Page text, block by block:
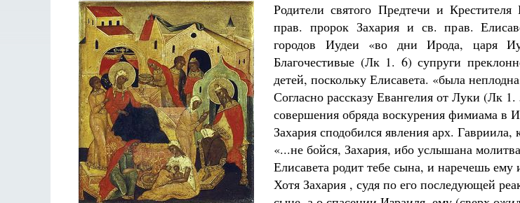
Родители святого Предтечи и
прав. пророк Захария и св. прав.
городов Иудеи «во дни Ирода, царя
Благочестивые (Лк 1. 6) супруги
детей, поскольку Елисавета. «была
Согласно рассказу Евангелия от Луки (Лк
совершения обряда воскурения фимиама в
Захария сподобился явления арх. Гавриила,
«...не бойся, Захария, ибо услышана
Елисавета родит тебе сына, и наречешь
Хотя Захария , судя по его последующей